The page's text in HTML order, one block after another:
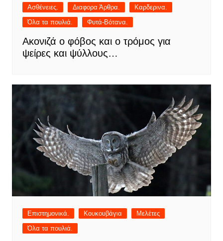
Ασθένειες. Διαφορα Άρθρα.
Καρδερινα.
Όλα τα πουλιά.
Φυτά-Βότανα.
Ακονιζά ο φόβος και ο τρόμος για
ψείρες και ψύλλους…
Επιστημονικά. Κουκουβάγια
Μελέτες
Όλα τα πουλιά.